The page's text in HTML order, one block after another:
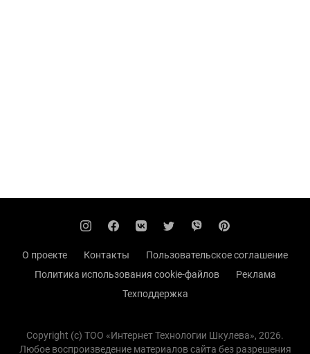
О проекте Контакты
Пользовательское соглашение
Политика использования cookie-файлов
Реклама
Техподдержка
Copyright (с) TOO «Интернет Технологии Шкулева», 2026.
Любое воспроизведение материалов сайта без разрешения